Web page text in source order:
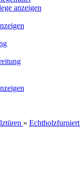
anzeigen
» Echtholzfurniert